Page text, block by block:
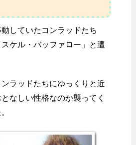
していたコンラッドたち
ケル・バッファロー」と遭
ラッドたちにゆっくりと近
なしい性格なのか襲ってく